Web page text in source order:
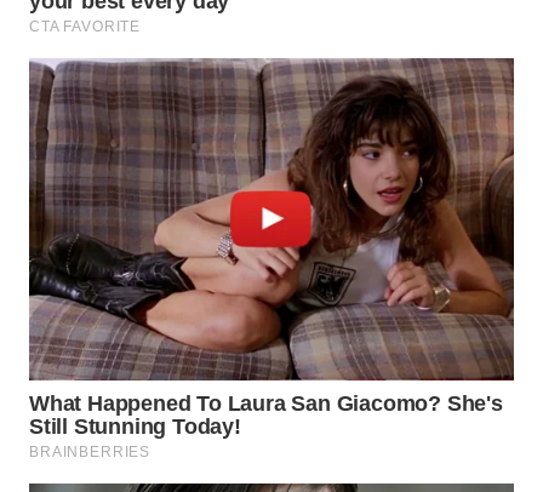
CIREBON
WN
INDRAMAYU
WN
KUNINGAN
WN
MAJALENGKA
WN
SUBANG